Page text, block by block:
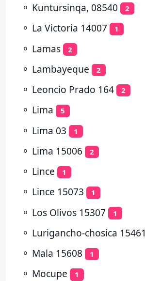
⚬ Kuntursinqa, 08540 2
⚬ La Victoria 14007 1
⚬ Lamas 2
⚬ Lambayeque 2
⚬ Leoncio Prado 164 2
⚬ Lima 5
⚬ Lima 03 1
⚬ Lima 15006 2
⚬ Lince 1
⚬ Lince 15073 1
⚬ Los Olivos 15307 1
⚬ Lurigancho-chosica 15461
⚬ Mala 15608 1
⚬ Mocupe 1